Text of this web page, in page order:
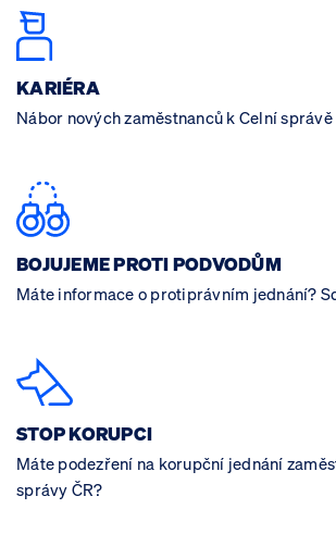
KARIÉRA
Nábor nových zaměstnanců k Celní
BOJUJEME PROTI PODVODŮM
Máte informace o protiprávním jednání?
STOP KORUPCI
Máte podezření na korupční jednání
správy ČR?